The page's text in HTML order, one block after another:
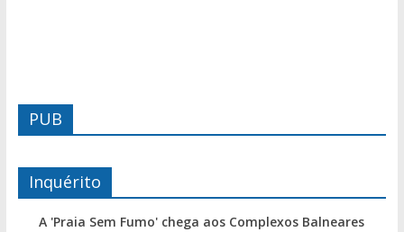
PUB
Inquérito
A 'Praia Sem Fumo' chega aos Complexos Balneares